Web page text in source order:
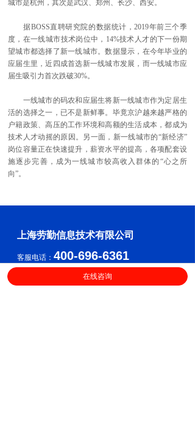
城市是杭州，其次是武汉、郑州、长沙、西安。
据BOSS直聘研究院的数据统计，2019年前三个季
度，在一线城市技术岗位中，14%技术人才的下一份期
望城市都选择了新一线城市。数据显示，在今年毕业的
应届生里，近四成首选新一线城市发展，而一线城市应
届生吸引力首次跌破30%。
一线城市的码农和应届生将新一线城市作为定居生
活的选择之一，已不是新鲜事。毕竟京沪越来越严格的
户籍政策、高压的工作环境和高额的生活成本，都成为
技术人才动摇的原因。另一面，新一线城市的“新经济”
岗位容量正在快速提升，薪资水平的提高，各项配套设
施逐步完善，成为一线城市较高收入群体的“心之所
向”。
客服电话： 400-696-6361
（
上海劳勤信息技术有限公司
在线咨询